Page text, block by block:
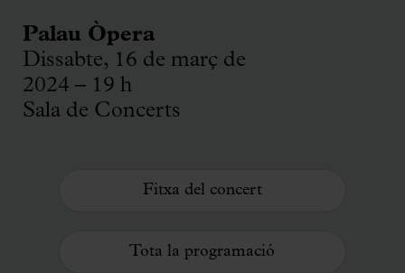
Palau Òpera
Dissabte, 16 de març de
2024 – 19 h
Sala de Concerts
Fitxa del concert
Tota la programació